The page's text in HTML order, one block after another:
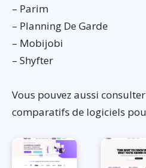
– Parim
– Planning De Garde
– Mobijobi
– Shyfter
Vous pouvez aussi
comparatifs de logiciels